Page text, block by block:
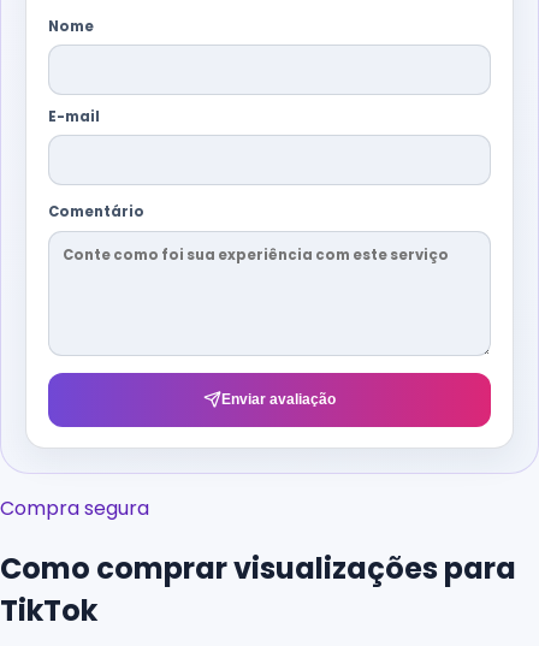
Nome
E-mail
Comentário
Enviar avaliação
Compra segura
Como comprar visualizações para
TikTok